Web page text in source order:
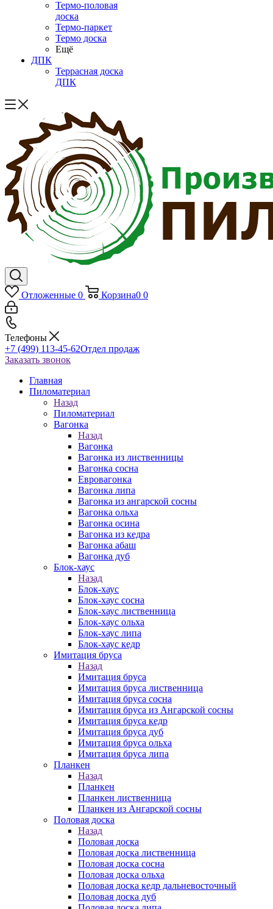
Термо-половая
доска
Термо-паркет
Термо доска
Ещё
ДПК
Террасная доска
ДПК
Отложенные 0 Корзина0 0
Телефоны
+7 (499) 113-45-62Отдел продаж
Заказать звонок
Главная
Пиломатериал
Назад
Пиломатериал
Вагонка
Назад
Вагонка
Вагонка из лиственницы
Вагонка сосна
Евровагонка
Вагонка липа
Вагонка из ангарской сосны
Вагонка ольха
Вагонка осина
Вагонка из кедра
Вагонка абаш
Вагонка дуб
Блок-хаус
Назад
Блок-хаус
Блок-хаус сосна
Блок-хаус лиственница
Блок-хаус ольха
Блок-хаус липа
Блок-хаус кедр
Имитация бруса
Назад
Имитация бруса
Имитация бруса лиственница
Имитация бруса сосна
Имитация бруса из Ангарской сосны
Имитация бруса кедр
Имитация бруса дуб
Имитация бруса ольха
Имитация бруса липа
Планкен
Назад
Планкен
Планкен лиственница
Планкен из Ангарской сосны
Половая доска
Назад
Половая доска
Половая доска лиственница
Половая доска сосна
Половая доска ольха
Половая доска кедр дальневосточный
Половая доска дуб